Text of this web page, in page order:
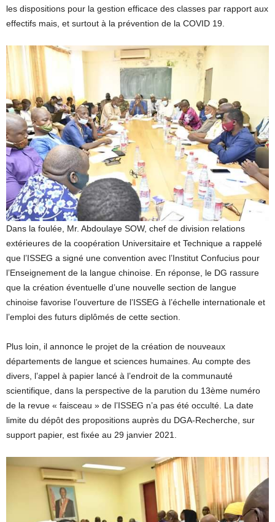
les dispositions pour la gestion efficace des classes par rapport aux
effectifs mais, et surtout à la prévention de la COVID 19.
Dans la foulée, Mr. Abdoulaye SOW, chef de division relations
extérieures de la coopération Universitaire et Technique a rappelé
que l’ISSEG a signé une convention avec l’Institut Confucius pour
l’Enseignement de la langue chinoise. En réponse, le DG rassure
que la création éventuelle d’une nouvelle section de langue
chinoise favorise l’ouverture de l’ISSEG à l’échelle internationale et
l’emploi des futurs diplômés de cette section.
Plus loin, il annonce le projet de la création de nouveaux
départements de langue et sciences humaines. Au compte des
divers, l’appel à papier lancé à l’endroit de la communauté
scientifique, dans la perspective de la parution du 13ème numéro
de la revue « faisceau » de l’ISSEG n’a pas été occulté. La date
limite du dépôt des propositions auprès du DGA-Recherche, sur
support papier, est fixée au 29 janvier 2021.